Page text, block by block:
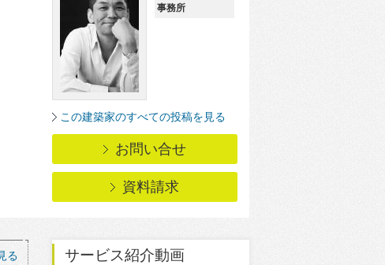
事務所
この建築家のすべての投稿を見る
お問い合せ
資料請求
る サービス紹介動画